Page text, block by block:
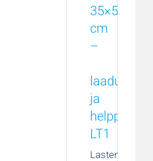
35×55
cm
–
laadukas
ja
LT1
Lasten